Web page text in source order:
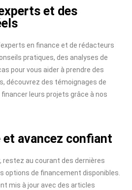
et des
en finance et de rédacteurs
pratiques, des analyses de
pour vous aider à prendre des
découvrez des témoignages de
leurs projets grâce à nos
et avancez confiant
restez au courant des dernières
options de financement disponibles.
mis à jour avec des articles